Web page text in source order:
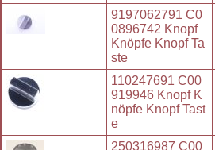
9197062791 C0
0896742 Knopf
Knöpfe Knopf Ta
ste
110247691 C00
919946 Knopf K
nöpfe Knopf Tast
e
250316987 C00